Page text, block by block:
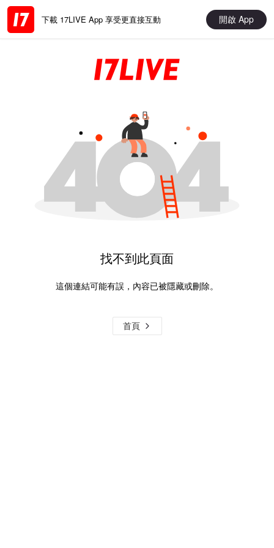
下載 17LIVE App 享受更直接互動 開啟 App
找不到此頁面
這個連結可能有誤，內容已被隱藏或刪除。
首頁